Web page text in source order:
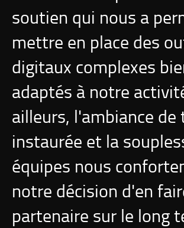
soutien qui nous a
mettre en place des
digitaux complexes
adaptés à notre
ailleurs, l'ambiance de
instaurée et la
équipes nous
notre décision d'en
partenaire sur le long